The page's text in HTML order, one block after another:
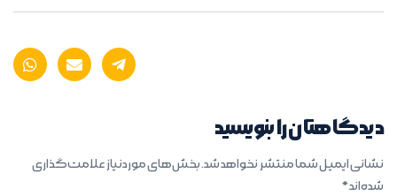
دیدگاهتان را بنویسید
نشانی ایمیل شما منتشر نخواهد شد.بخش‌های موردنیاز علامت‌گذاری
شده‌اند*